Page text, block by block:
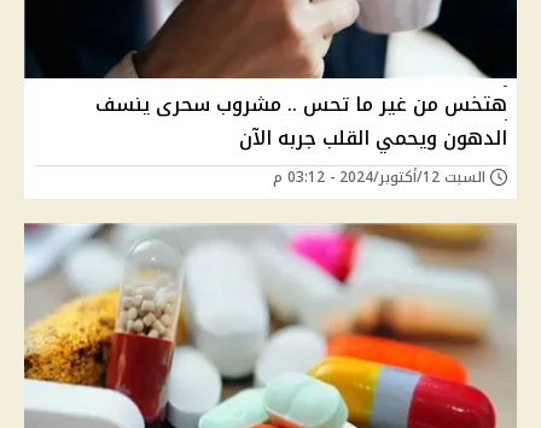
هتخس من غير ما تحس .. مشروب سحرى ينسف
الدهون ويحمي القلب جربه الآن
السبت 12/أكتوبر/2024 - 03:12 م